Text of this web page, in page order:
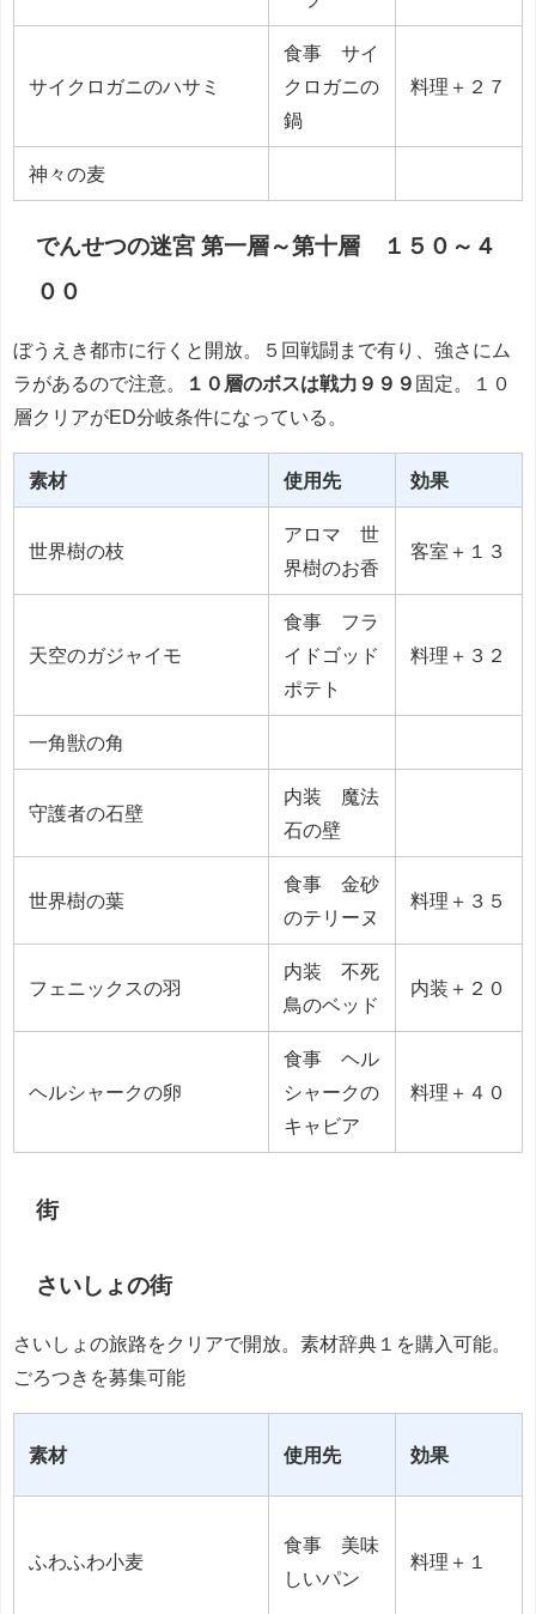
サイクロガニのハサミ
食事 サイ
クロガニの
鍋
料理＋２７
神々の麦
でんせつの迷宮 第一層～第十層 １５０～４
００
ぼうえき都市に行くと開放。５回戦闘まで有り、強さにム
ラがあるので注意。
１０層のボスは戦力９９９ 固定。１０
層クリアがED分岐条件になっている。
素材 使用先 効果
世界樹の枝
アロマ 世
界樹のお香
客室＋１３
天空のガジャイモ
食事 フラ
イドゴッド
ポテト
料理＋３２
一角獣の角
守護者の石壁
内装 魔法
石の壁
世界樹の葉
食事 金砂
のテリーヌ
料理＋３５
フェニックスの羽
内装 不死
鳥のベッド
内装＋２０
ヘルシャークの卵
食事 ヘル
シャークの
キャビア
料理＋４０
街
さいしょの街
さいしょの旅路をクリアで開放。素材辞典１を購入可能。
ごろつきを募集可能
素材 使用先 効果
ふわふわ小麦
食事 美味
しいパン
料理＋１